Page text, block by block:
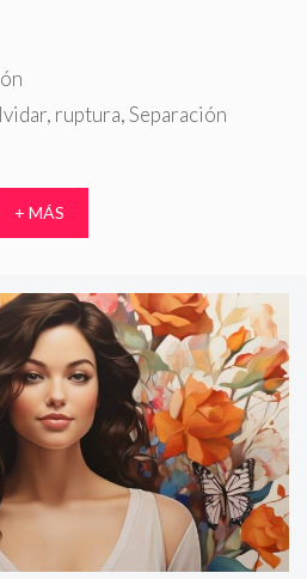
, ruptura,Separación
+ MÁS